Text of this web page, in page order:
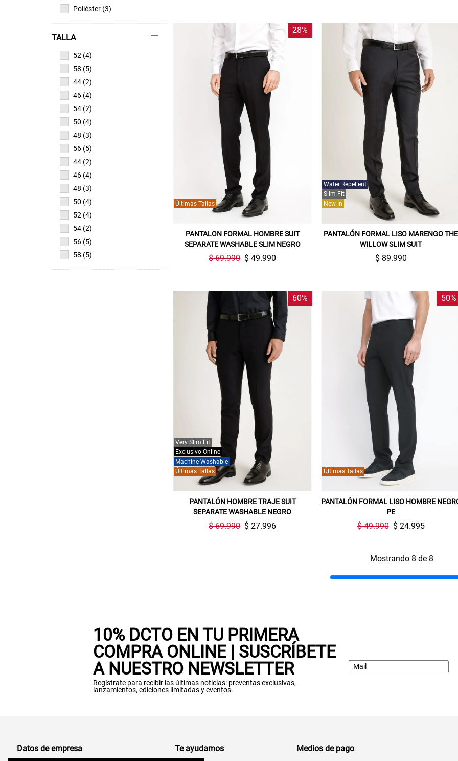
Poliéster (3)
TALLA
52 (4)
58 (5)
44 (2)
46 (4)
54 (2)
50 (4)
48 (3)
56 (5)
44 (2)
46 (4)
48 (3)
50 (4)
52 (4)
54 (2)
56 (5)
58 (5)
28%
Últimas Tallas
PANTALON FORMAL HOMBRE SUIT
SEPARATE WASHABLE SLIM NEGRO
$ 69.990 $ 49.990
New In
Slim Fit
Water Repellent
PANTALÓN FORMAL LISO MARENGO THE
WILLOW SLIM SUIT
$ 89.990
60%
Últimas Tallas
Machine Washable
Exclusivo Online
Very Slim Fit
PANTALÓN HOMBRE TRAJE SUIT
SEPARATE WASHABLE NEGRO
$ 69.990 $ 27.996
50%
Últimas Tallas
PANTALÓN FORMAL LISO HOMBRE
PE
$ 49.990 $ 24.995
Mostrando 8 de 8
10% DCTO EN TU PRIMERA
COMPRA ONLINE | SUSCRÍBETE
A NUESTRO NEWSLETTER
Regístrate para recibir las últimas noticias: preventas exclusivas,
lanzamientos, ediciones limitadas y eventos.
Gracias por inscribirte!
Aquí esta tu cupón, usalo en tu siguiente
compra. Valido por 72 hrs.
Datos de empresa Te ayudamos Medios de pago